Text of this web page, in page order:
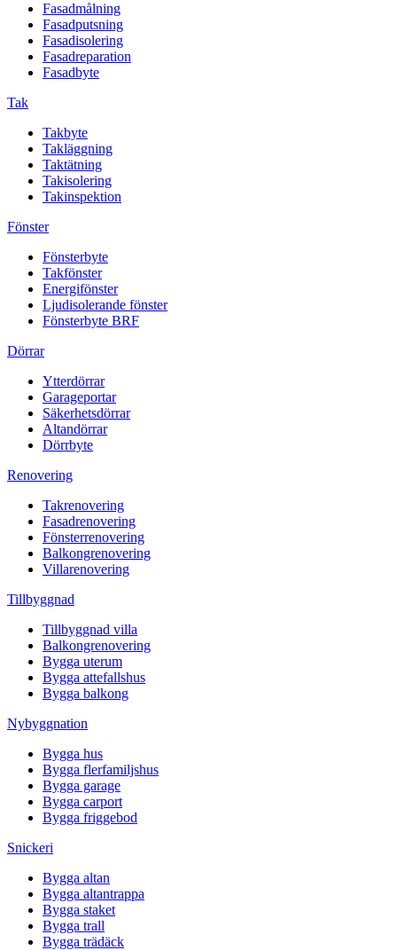
Fasadmålning
Fasadputsning
Fasadisolering
Fasadreparation
Fasadbyte
Tak
Takbyte
Takläggning
Taktätning
Takisolering
Takinspektion
Fönster
Fönsterbyte
Takfönster
Energifönster
Ljudisolerande fönster
Fönsterbyte BRF
Dörrar
Ytterdörrar
Garageportar
Säkerhetsdörrar
Altandörrar
Dörrbyte
Renovering
Takrenovering
Fasadrenovering
Fönsterrenovering
Balkongrenovering
Villarenovering
Tillbyggnad
Tillbyggnad villa
Balkongrenovering
Bygga uterum
Bygga attefallshus
Bygga balkong
Nybyggnation
Bygga hus
Bygga flerfamiljshus
Bygga garage
Bygga carport
Bygga friggebod
Snickeri
Bygga altan
Bygga altantrappa
Bygga staket
Bygga trall
Bygga trädäck